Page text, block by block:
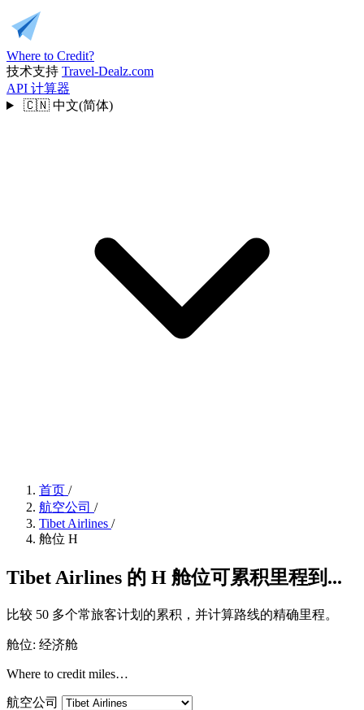
Where to Credit?
技术支持 Travel-Dealz.com
API 计算器
🇨🇳 中文(简体)
首页 /
航空公司 /
Tibet Airlines /
舱位 H
Tibet Airlines 的 H 舱位可累积里程到...
比较 50 多个常旅客计划的累积，并计算路线的精确里程。
舱位: 经济舱
Where to credit miles…
航空公司